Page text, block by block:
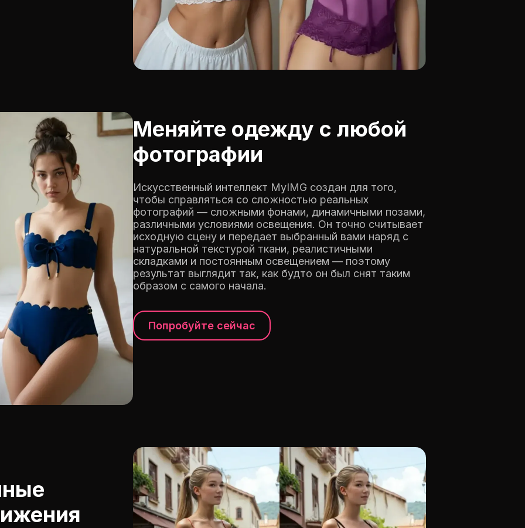
Меняйте одежду с любой
фотографии
Искусственный интеллект MyIMG создан для того,
чтобы справляться со сложностью реальных
фотографий — сложными фонами, динамичными позами,
различными условиями освещения. Он точно считывает
исходную сцену и передает выбранный вами наряд с
натуральной текстурой ткани, реалистичными
складками и постоянным освещением — поэтому
результат выглядит так, как будто он был снят таким
образом с самого начала.
Попробуйте сейчас